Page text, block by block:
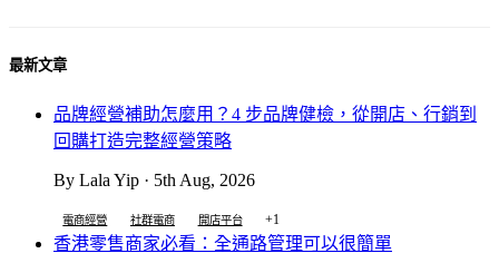
最新文章
品牌經營補助怎麼用？4 步品牌健檢，從開店、行銷到
回購打造完整經營策略
By Lala Yip · 5th Aug, 2026
電商經營 社群電商 開店平台 +1
香港零售商家必看：全通路管理可以很簡單